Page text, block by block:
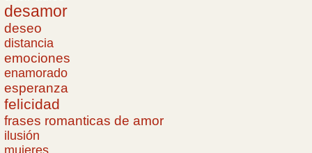
desamor
deseo
distancia
emociones
enamorado
esperanza
felicidad
frases romanticas de amor
ilusión
mujeres